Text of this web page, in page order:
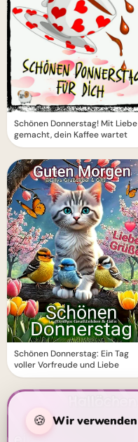
Schönen Donnerstag! Mit Liebe
gemacht, dein Kaffee wartet
Schönen Donnerstag: Ein Tag
voller Vorfreude und Liebe
🍪 Wir verwenden